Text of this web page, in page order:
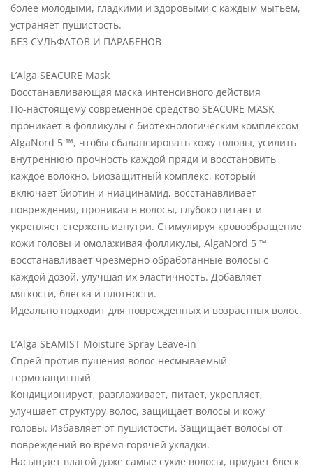
более молодыми, гладкими и здоровыми с каждым мытьем,
устраняет пушистость.
БЕЗ СУЛЬФАТОВ И ПАРАБЕНОВ
L’Alga SEACURE Mask
Восстанавливающая маска интенсивного действия
По-настоящему современное средство SEACURE MASK
проникает в фолликулы с биотехнологическим комплексом
AlgaNord 5 ™, чтобы сбалансировать кожу головы, усилить
внутреннюю прочность каждой пряди и восстановить
каждое волокно. Биозащитный комплекс, который
включает биотин и ниацинамид, восстанавливает
повреждения, проникая в волосы, глубоко питает и
укрепляет стержень изнутри. Стимулируя кровообращение
кожи головы и омолаживая фолликулы, AlgaNord 5 ™
восстанавливает чрезмерно обработанные волосы с
каждой дозой, улучшая их эластичность. Добавляет
мягкости, блеска и плотности.
Идеально подходит для поврежденных и возрастных волос.
L’Alga SEAMIST Moisture Spray Leave-in
Спрей против пушения волос несмываемый
термозащитный
Кондиционирует, разглаживает, питает, укрепляет,
улучшает структуру волос, защищает волосы и кожу
головы. Избавляет от пушистости. Защищает волосы от
повреждений во время горячей укладки.
Насыщает влагой даже самые сухие волосы, придает блеск